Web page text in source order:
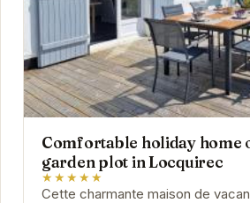
Comfortable holiday home
garden plot in Locquirec
★★★★★
Cette charmante maison de